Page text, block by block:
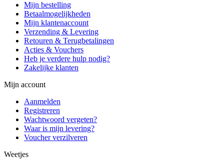
Mijn bestelling
Betaalmogelijkheden
Mijn klantenaccount
Verzending & Levering
Retouren & Terugbetalingen
Acties & Vouchers
Heb je verdere hulp nodig?
Zakelijke klanten
Mijn account
Aanmelden
Registreren
Wachtwoord vergeten?
Waar is mijn levering?
Voucher verzilveren
Weetjes